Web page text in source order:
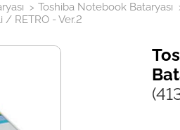
> Toshiba Notebook Bataryası
RETRO - Ver.2